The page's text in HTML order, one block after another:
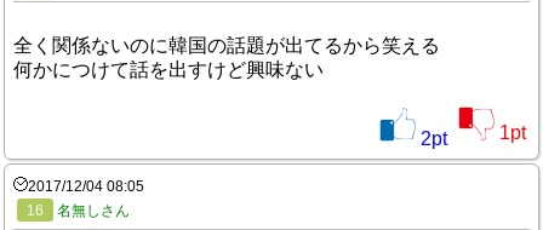
全く関係ないのに韓国の話題が出てるから笑える
何かにつけて話を出すけど興味ない
2pt 1pt
2017/12/04 08:05
16
名無しさん